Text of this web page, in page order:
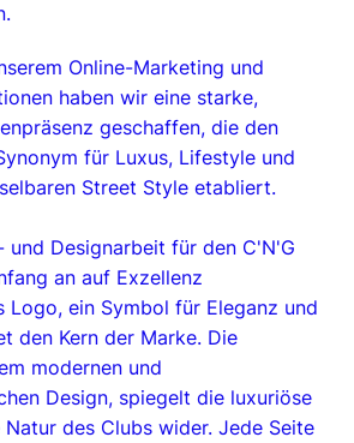
Online-Marketing und
haben wir eine starke,
geschaffen, die den
für Luxus, Lifestyle und
Street Style etabliert.
und Designarbeit für den C'N'G
an auf Exzellenz
Logo, ein Symbol für Eleganz und
den Kern der Marke. Die
modernen und
Design, spiegelt die luxuriöse
des Clubs wider. Jede Seite